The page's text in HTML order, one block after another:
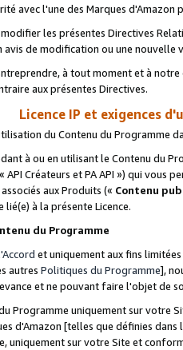
avec l'une des Marques
les présentes Directives
de modification ou une nouvelle
à tout moment et à
aux présentes Directives.
Licence IP et exigences
du Contenu du Programme
à ou en utilisant le Contenu du
API Créateurs et PA API ») qui vous
aux Produits (« Contenu
à la présente Licence.
du Programme
et uniquement aux fins
autres Politiques du Programme],
et ne pouvant faire l'objet de
Programme uniquement sur votre
d'Amazon [telles que définies dans
uniquement sur votre Site et